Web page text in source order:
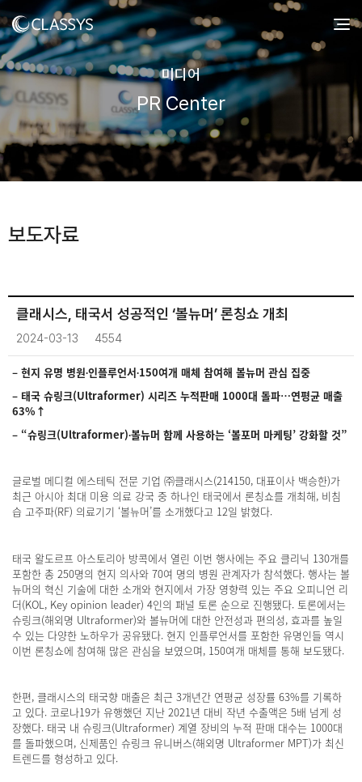
미디어
PR Center
보도자료
클래시스, 태국서 성공적인 ‘볼뉴머’ 론칭쇼 개최
2024-03-13 4554
– 현지 유명 병원∙인플루언서∙150여개 매체 참여해 볼뉴머 관심 집중
– 태국 슈링크(Ultraformer) 시리즈 누적판매 1000대 돌파…연평균 매출
63%↑
– “슈링크(Ultraformer)∙볼뉴머 함께 사용하는 ‘볼포머 마케팅’ 강화할 것”
글로벌 메디컬 에스테틱 전문 기업 ㈜클래시스(214150, 대표이사 백승한)가
최근 아시아 최대 미용 의료 강국 중 하나인 태국에서 론칭쇼를 개최해, 비침
습 고주파(RF) 의료기기 ‘볼뉴머’를 소개했다고 12일 밝혔다.
태국 왈도르프 아스토리아 방콕에서 열린 이번 행사에는 주요 클리닉 130개를
포함한 총 250명의 현지 의사와 70여 명의 병원 관계자가 참석했다. 행사는 볼
뉴머의 혁신 기술에 대한 소개와 현지에서 가장 영향력 있는 주요 오피니언 리
더(KOL, Key opinion leader) 4인의 패널 토론 순으로 진행됐다. 토론에서는
슈링크(해외명 Ultraformer)와 볼뉴머에 대한 안전성과 편의성, 효과를 높일
수 있는 다양한 노하우가 공유됐다. 현지 인플루언서를 포함한 유명인들 역시
이번 론칭쇼에 참여해 많은 관심을 보였으며, 150여개 매체를 통해 보도됐다.
한편, 클래시스의 태국향 매출은 최근 3개년간 연평균 성장률 63%를 기록하
고 있다. 코로나19가 유행했던 지난 2021년 대비 작년 수출액은 5배 넘게 성
장했다. 태국 내 슈링크(Ultraformer) 계열 장비의 누적 판매 대수는 1000대
를 돌파했으며, 신제품인 슈링크 유니버스(해외명 Ultraformer MPT)가 최신
트렌드를 형성하고 있다.